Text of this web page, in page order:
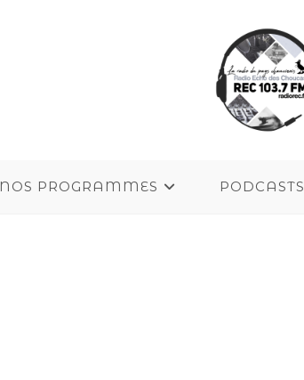
NOS PROGRAMMES PODCASTS